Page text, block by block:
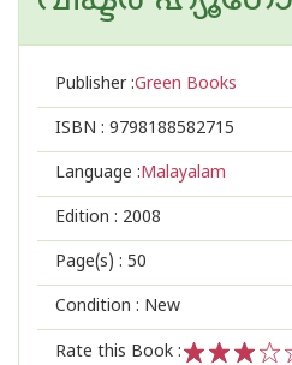
Publisher :Green Books
ISBN : 9798188582715
Language :Malayalam
Edition : 2008
Page(s) : 50
Condition : New
Rate this Book :